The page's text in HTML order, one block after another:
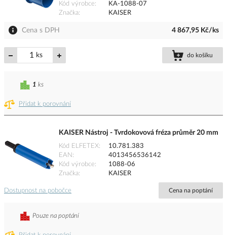
Kód výrobce
KA-1088-07
Značka
KAISER
Cena s DPH 4 867,95 Kč/ks
ks do košíku
Přidat k porovnání
1 ks
KAISER Nástroj - Tvrdokovová fréza průměr 20 mm
Kód ELFETEX
10.781.383
EAN
4013456536142
Kód výrobce
1088-06
Značka
KAISER
Dostupnost na pobočce Cena na poptání
Pouze na poptání